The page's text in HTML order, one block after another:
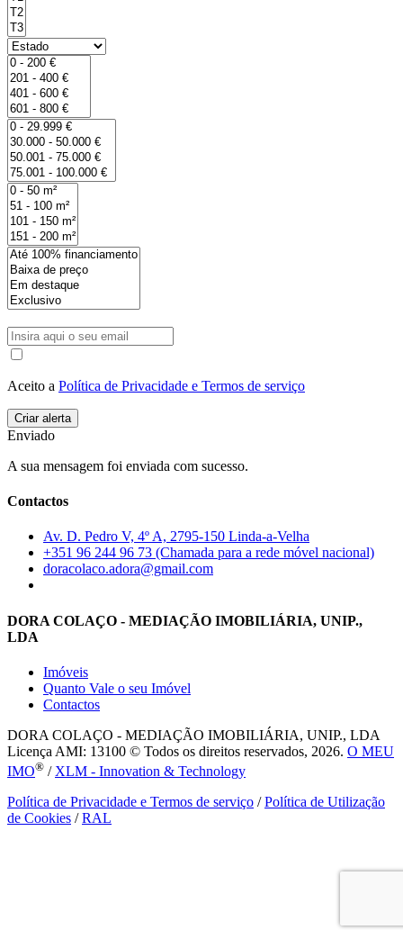
Aceito a Política de Privacidade e Termos de serviço
Enviado
A sua mensagem foi enviada com sucesso.
Contactos
Av. D. Pedro V, 4º A, 2795-150 Linda-a-Velha
+351 96 244 96 73 (Chamada para a rede móvel nacional)
doracolaco.adora@gmail.com
DORA COLAÇO - MEDIAÇÃO IMOBILIÁRIA, UNIP.,
LDA
Imóveis
Quanto Vale o seu Imóvel
Contactos
DORA COLAÇO - MEDIAÇÃO IMOBILIÁRIA, UNIP., LDA
Licença AMI: 13100 © Todos os direitos reservados, 2026. O MEU
IMO® / XLM - Innovation & Technology
Política de Privacidade e Termos de serviço /Política de Utilização
de Cookies /RAL